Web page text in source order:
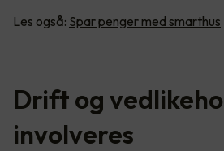
Les også: Spar penger med smarthus
Drift og
involveres